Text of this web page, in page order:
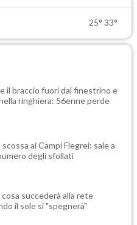
25° 33°
il braccio fuori dal finestrino e
ringhiera: 56enne perde
ai Campi Flegrei: sale a
degli sfollati
cosa succederà alla rete
il sole si "spegnerà"